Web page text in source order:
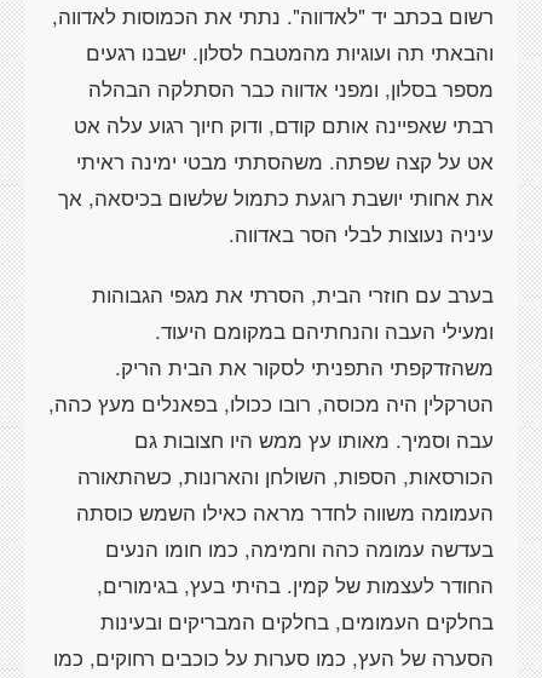
רשום בכתב יד "לאדווה". נתתי את הכמוסות לאדווה,
והבאתי תה ועוגיות מהמטבח לסלון. ישבנו רגעים
מספר בסלון, ומפני אדווה כבר הסתלקה הבהלה
רבתי שאפיינה אותם קודם, ודוק חיוך רגוע עלה אט
אט על קצה שפתה. משהסתתי מבטי ימינה ראיתי
את אחותי יושבת רוגעת כתמול שלשום בכיסאה, אך
עיניה נעוצות לבלי הסר באדווה.
בערב עם חוזרי הבית, הסרתי את מגפי הגבוהות
ומעילי העבה והנחתיהם במקומם היעוד.
משהזדקפתי התפניתי לסקור את הבית הריק.
הטרקלין היה מכוסה, רובו ככולו, בפאנלים מעץ כהה,
עבה וסמיך. מאותו עץ ממש היו חצובות גם
הכורסאות, הספות, השולחן והארונות, כשהתאורה
העמומה משווה לחדר מראה כאילו השמש כוסתה
בעדשה עמומה כהה וחמימה, כמו חומו הנעים
החודר לעצמות של קמין. בהיתי בעץ, בגימורים,
בחלקים העמומים, בחלקים המבריקים ובעינות
הסערה של העץ, כמו סערות על כוכבים רחוקים, כמו